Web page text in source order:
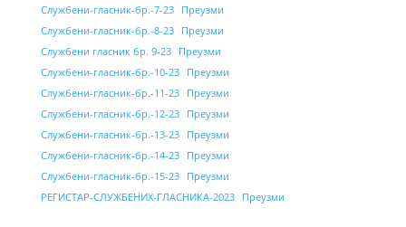
Службени-гласник-бр.-7-23
Преузми
Службени-гласник-бр.-8-23
Преузми
Службени гласник бр. 9-23
Преузми
Службени-гласник-бр.-10-23
Преузми
Службени-гласник-бр.-11-23
Преузми
Службени-гласник-бр.-12-23
Преузми
Службени-гласник-бр.-13-23
Преузми
Службени-гласник-бр.-14-23
Преузми
Службени-гласник-бр.-15-23
Преузми
РЕГИСТАР-СЛУЖБЕНИХ-ГЛАСНИКА-2023
Преузми